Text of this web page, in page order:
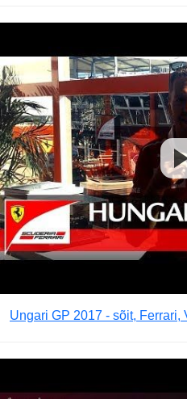
Ungari GP 2017 - sõit, Ferrari,